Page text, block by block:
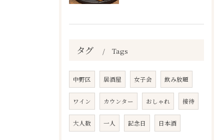
タグ Tags
中野区 居酒屋 女子会 飲み放題
ワイン カウンター おしゃれ 接待
大人数 一人 記念日 日本酒